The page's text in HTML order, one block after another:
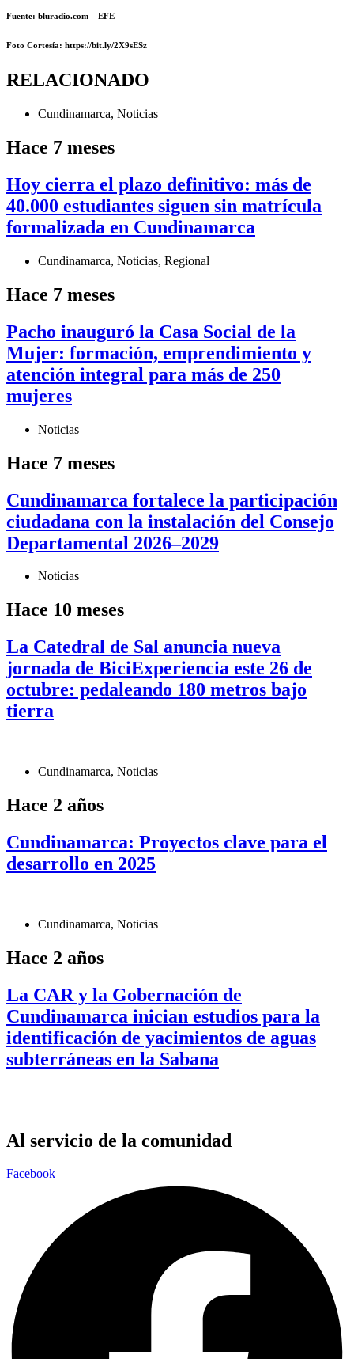
Fuente: bluradio.com – EFE
Foto Cortesía: https://bit.ly/2X9sESz
RELACIONADO
Cundinamarca, Noticias
Hace 7 meses
Hoy cierra el plazo definitivo: más de
40.000 estudiantes siguen sin matrícula
formalizada en Cundinamarca
Cundinamarca, Noticias, Regional
Hace 7 meses
Pacho inauguró la Casa Social de la
Mujer: formación, emprendimiento y
atención integral para más de 250
mujeres
Noticias
Hace 7 meses
Cundinamarca fortalece la participación
ciudadana con la instalación del Consejo
Departamental 2026–2029
Noticias
Hace 10 meses
La Catedral de Sal anuncia nueva
jornada de BiciExperiencia este 26 de
octubre: pedaleando 180 metros bajo
tierra
Cundinamarca, Noticias
Hace 2 años
Cundinamarca: Proyectos clave para el
desarrollo en 2025
Cundinamarca, Noticias
Hace 2 años
La CAR y la Gobernación de
Cundinamarca inician estudios para la
identificación de yacimientos de aguas
subterráneas en la Sabana
Al servicio de la comunidad
Facebook